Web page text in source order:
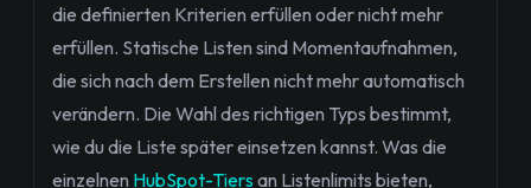
die definierten Kriterien erfüllen oder nicht mehr
erfüllen. Statische Listen sind Momentaufnahmen,
die sich nach dem Erstellen nicht mehr automatisch
verändern. Die Wahl des richtigen Typs bestimmt,
wie du die Liste später einsetzen kannst. Was die
einzelnen HubSpot-Tiers an Listenlimits bieten,